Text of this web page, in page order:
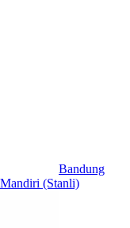
Bandung
(Stanli)